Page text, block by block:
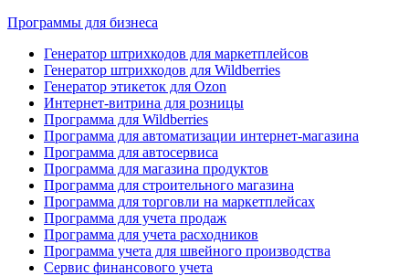
Программы для бизнеса
Генератор штрихкодов для маркетплейсов
Генератор штрихкодов для Wildberries
Генератор этикеток для Ozon
Интернет-витрина для розницы
Программа для Wildberries
Программа для автоматизации интернет-магазина
Программа для автосервиса
Программа для магазина продуктов
Программа для строительного магазина
Программа для торговли на маркетплейсах
Программа для учета продаж
Программа для учета расходников
Программа учета для швейного производства
Сервис финансового учета